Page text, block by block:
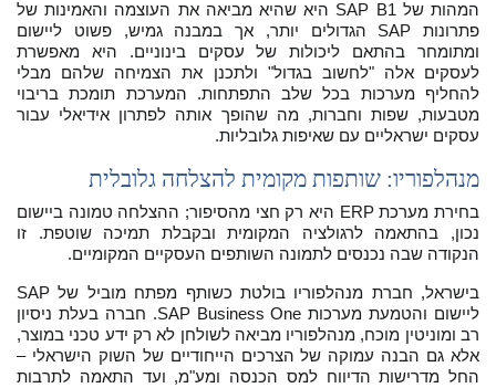
המהות של SAP B1 היא שהיא מביאה את העוצמה והאמינות של
פתרונות SAP הגדולים יותר, אך במבנה גמיש, פשוט ליישום
ומתומחר בהתאם ליכולות של עסקים בינוניים. היא מאפשרת
לעסקים אלה "לחשוב בגדול" ולתכנן את הצמיחה שלהם מבלי
להחליף מערכות בכל שלב התפתחות. המערכת תומכת בריבוי
מטבעות, שפות וחברות, מה שהופך אותה לפתרון אידיאלי עבור
עסקים ישראליים עם שאיפות גלובליות.
מנהלפוריו: שותפות מקומית להצלחה גלובלית
בחירת מערכת ERP היא רק חצי מהסיפור; ההצלחה טמונה ביישום
נכון, בהתאמה לרגולציה המקומית ובקבלת תמיכה שוטפת. זו
הנקודה שבה נכנסים לתמונה השותפים העסקיים המקומיים.
בישראל, חברת מנהלפוריו בולטת כשותף מפתח מוביל של SAP
ליישום והטמעת מערכות SAP Business One. חברה בעלת ניסיון
רב ומוניטין מוכח, מנהלפוריו מביאה לשולחן לא רק ידע טכני במוצר,
אלא גם הבנה עמוקה של הצרכים הייחודיים של השוק הישראלי –
החל מדרישות הדיווח למס הכנסה ומע"מ, ועד התאמה לתרבות